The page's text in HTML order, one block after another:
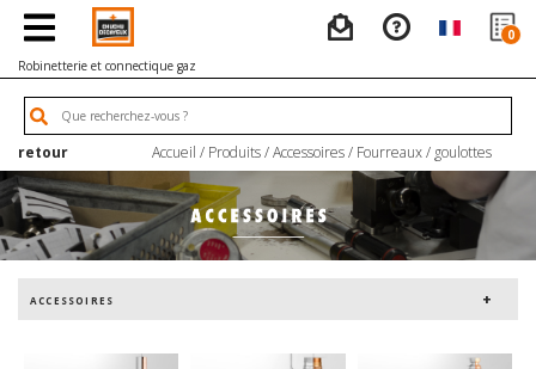
0
Robinetterie et connectique gaz
retour Accueil / Produits/Accessoires/ Fourreaux / goulottes
ACCESSOIRES